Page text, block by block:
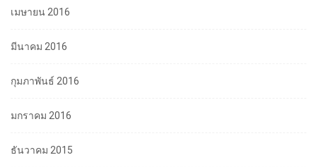
เมษายน 2016
มีนาคม 2016
กุมภาพันธ์ 2016
มกราคม 2016
ธันวาคม 2015